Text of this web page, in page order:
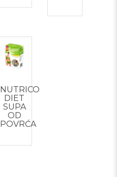
NUTRICO
DIET
SUPA
OD
POVRĆA